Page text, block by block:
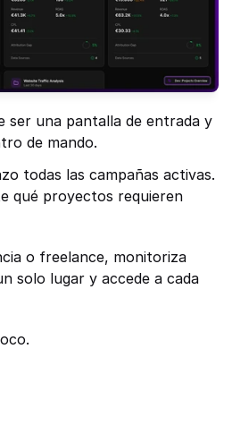
ser una pantalla de entrada y
de mando.
todas las campañas activas.
qué proyectos requieren
solo lugar y accede a cada